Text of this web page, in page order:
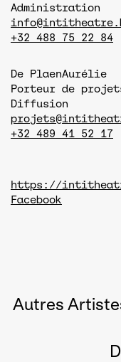
Administration
+32 488 75 22 84
De PlaenAurélie
Porteur de
Diffusion
+32 489 41 52 17
https://
Facebook
Autres